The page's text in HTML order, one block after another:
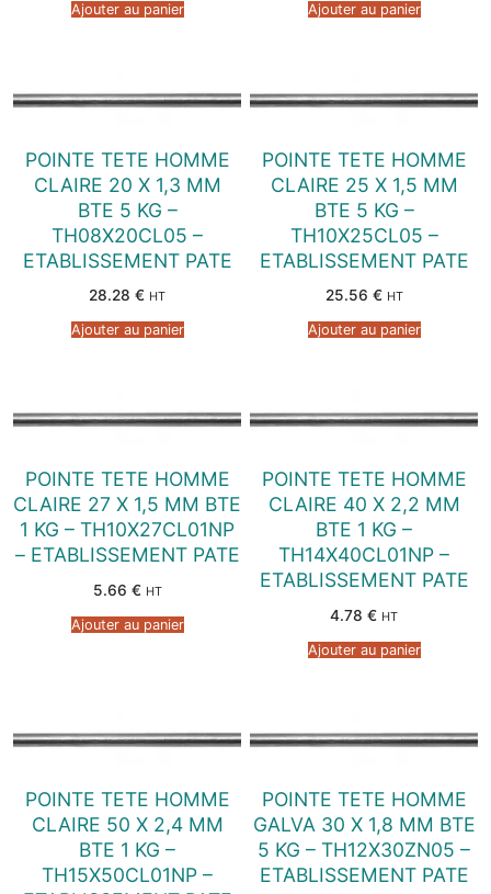
Ajouter au panier Ajouter au panier
POINTE TETE HOMME
CLAIRE 20 X 1,3 MM
BTE 5 KG –
TH08X20CL05 –
ETABLISSEMENT PATE
28.28 € HT
Ajouter au panier
POINTE TETE HOMME
CLAIRE 25 X 1,5 MM
BTE 5 KG –
TH10X25CL05 –
ETABLISSEMENT PATE
25.56 € HT
Ajouter au panier
POINTE TETE HOMME
CLAIRE 27 X 1,5 MM BTE
1 KG – TH10X27CL01NP
– ETABLISSEMENT PATE
5.66 € HT
Ajouter au panier
POINTE TETE HOMME
CLAIRE 40 X 2,2 MM
BTE 1 KG –
TH14X40CL01NP –
ETABLISSEMENT PATE
4.78 € HT
Ajouter au panier
POINTE TETE HOMME
CLAIRE 50 X 2,4 MM
BTE 1 KG –
TH15X50CL01NP –
POINTE TETE HOMME
GALVA 30 X 1,8 MM BTE
5 KG – TH12X30ZN05 –
ETABLISSEMENT PATE